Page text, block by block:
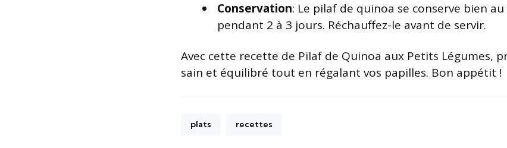
Conservation: Le pilaf de quinoa se conserve bien
pendant 2 à 3 jours. Réchauffez-le avant de servir.
Avec cette recette de Pilaf de Quinoa aux Petits Légumes,
sain et équilibré tout en régalant vos papilles. Bon appétit !
plats recettes